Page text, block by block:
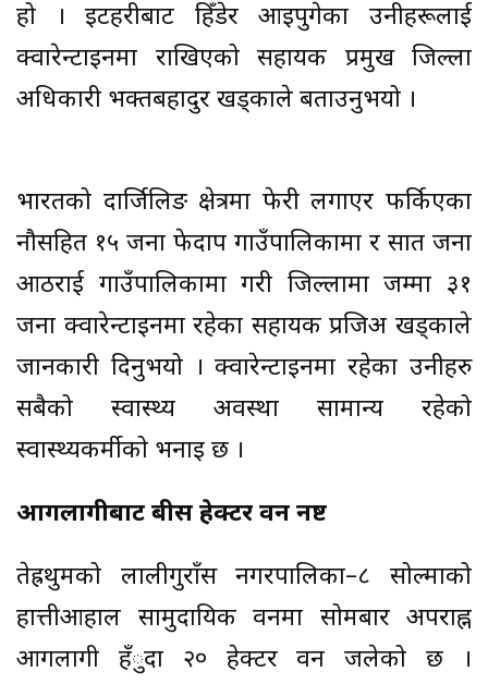
हो । इटहरीबाट हिँडेर आइपुगेका उनीहरूलाई
क्वारेन्टाइनमा राखिएको सहायक प्रमुख जिल्ला
अधिकारी भक्तबहादुर खड्काले बताउनुभयो ।
भारतको दार्जिलिङ क्षेत्रमा फेरी लगाएर फर्किएका
नौसहित १५ जना फेदाप गाउँपालिकामा र सात जना
आठराई गाउँपालिकामा गरी जिल्लामा जम्मा ३१
जना क्वारेन्टाइनमा रहेका सहायक प्रजिअ खड्काले
जानकारी दिनुभयो । क्वारेन्टाइनमा रहेका उनीहरु
सबैको स्वास्थ्य अवस्था सामान्य रहेको
स्वास्थ्यकर्मीको भनाइ छ ।
आगलागीबाट बीस हेक्टर वन नष्ट
तेह्रथुमको लालीगुराँस नगरपालिका–८ सोल्माको
हात्तीआहाल सामुदायिक वनमा सोमबार अपराह्न
आगलागी हँुदा २० हेक्टर वन जलेको छ ।